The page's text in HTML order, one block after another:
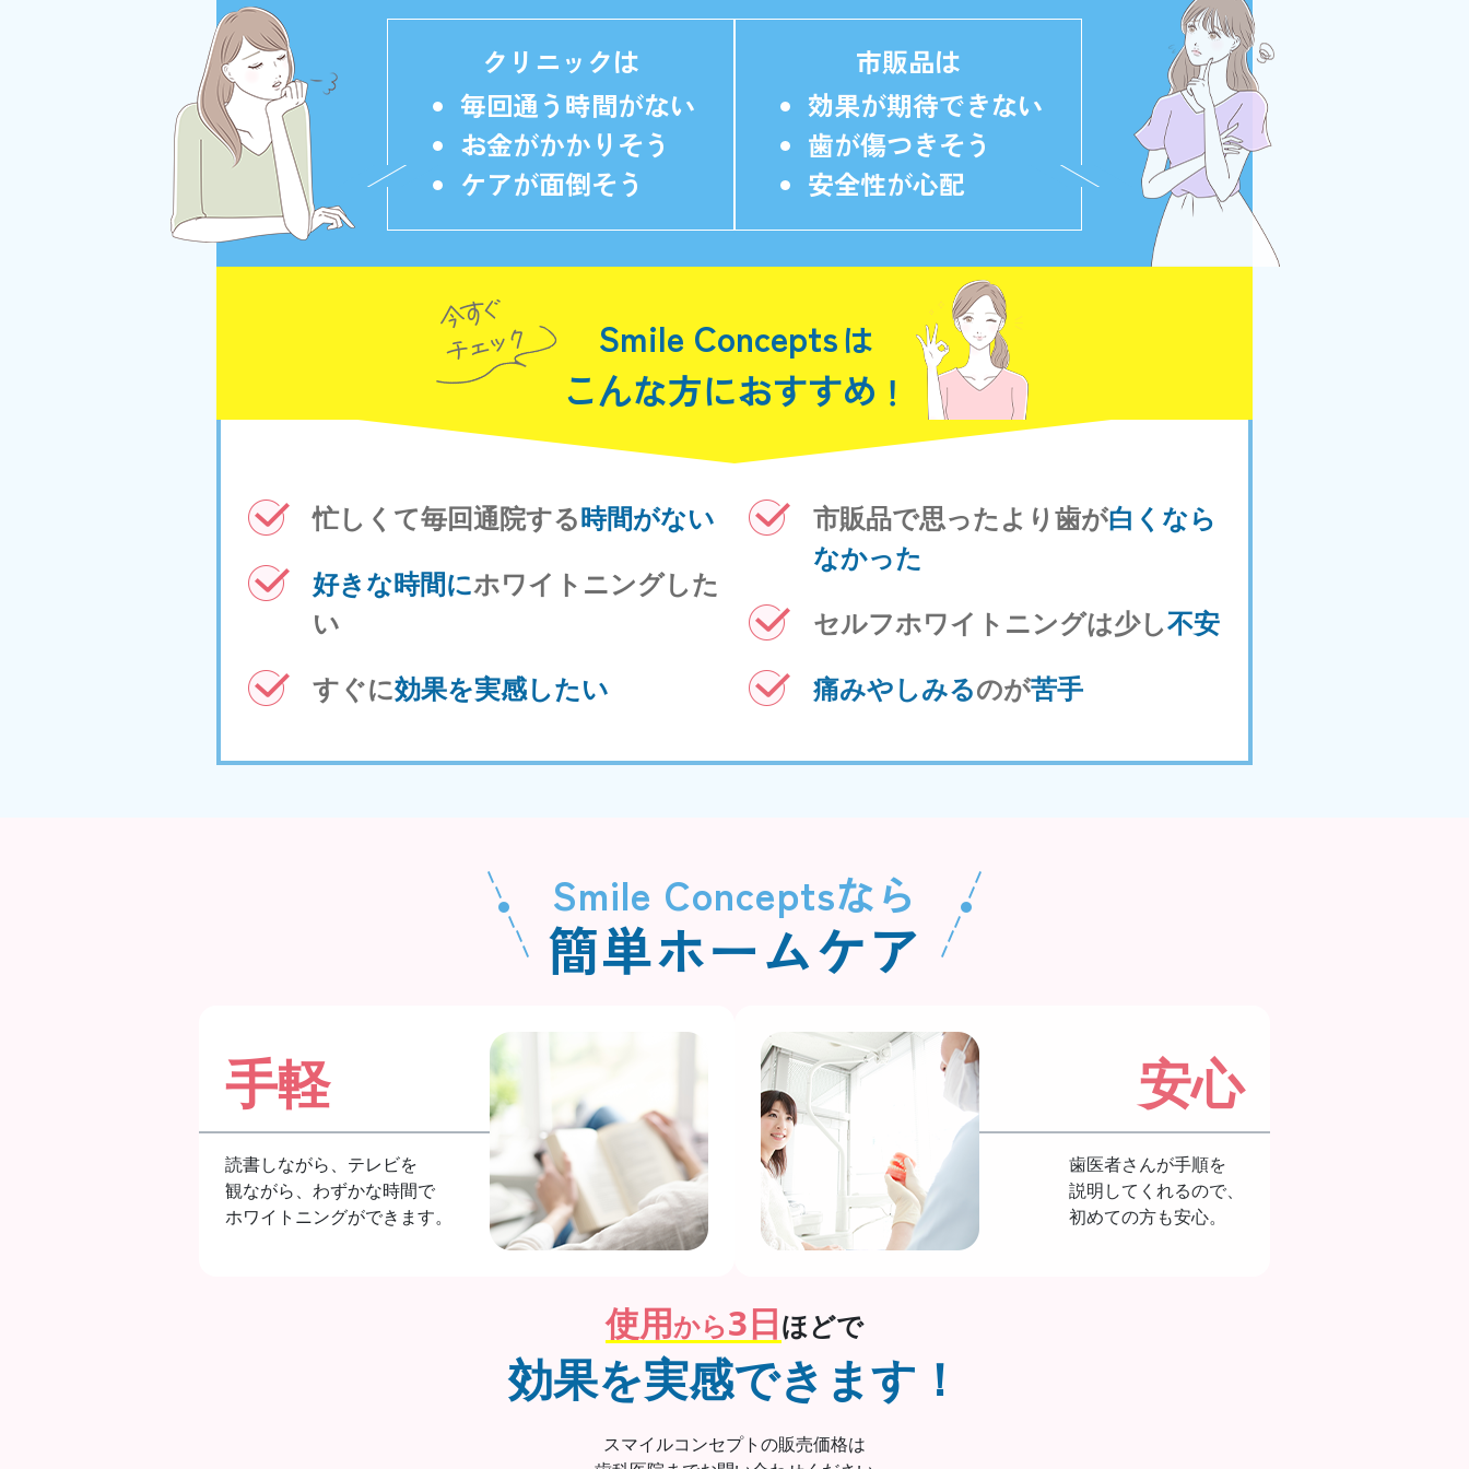
クリニックは
毎回通う時間がない
お金がかかりそう
ケアが面倒そう
市販品は
効果が期待できない
歯が傷つきそう
安全性が心配
Smile Conceptsは
こんな方におすすめ ！
忙しくて毎回通院する時間がない
好きな時間にホワイトニングした
い
︎すぐに効果を実感したい
市販品で思ったより歯が白くなら
なかった
セルフホワイトニングは少し不安
痛みやしみるのが苦手
Smile Conceptsなら
簡単ホームケア
手軽
読書しながら、テレビを
観ながら、わずかな時間で
ホワイトニングができます。
安心
歯医者さんが手順を
説明してくれるので、
初めての方も安心。
使用から3日ほどで
効果を実感できます！
スマイルコンセプトの販売価格は